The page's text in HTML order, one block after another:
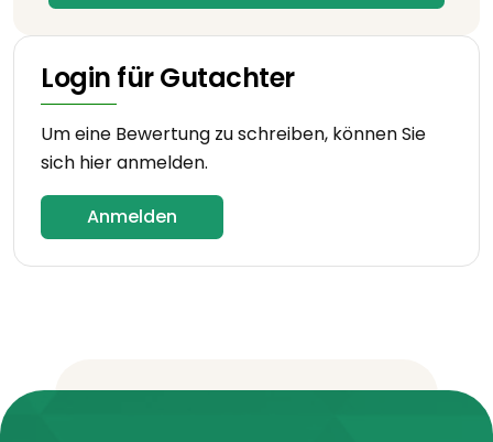
Login für Gutachter
Um eine Bewertung zu schreiben, können Sie
sich hier anmelden.
Anmelden